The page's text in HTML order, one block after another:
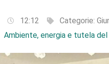
12:12 Categorie:
Ambiente, energia e tutela